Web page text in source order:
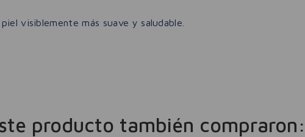
visiblemente más suave y saludable.
producto también compraron: